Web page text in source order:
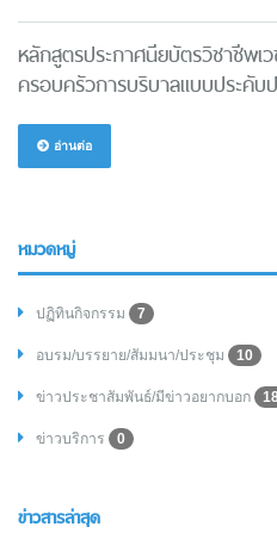
หลักสูตรประกาศนียบัตรวิชาชีพเ
ครอบครัวการบริบาลแบบประคับ
อ่านต่อ
หมวดหมู่
ปฏิทินกิจกรรม 7
อบรม/บรรยาย/สัมมนา/ประชุม 10
ข่าวประชาสัมพันธ์/มีข่าวอยากบอก
ข่าวบริการ 0
ข่าวสารล่าสุด